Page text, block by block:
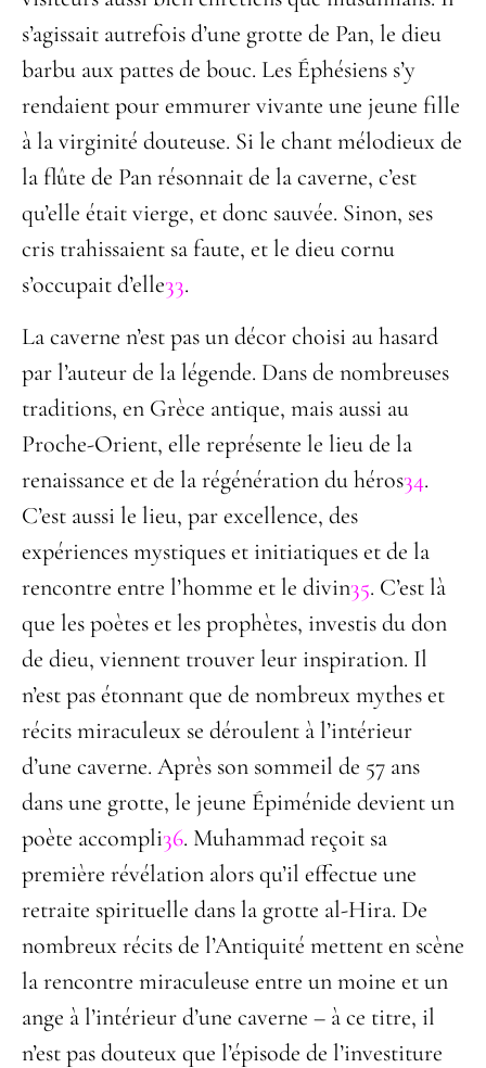
s’agissait autrefois d’une grotte de Pan, le dieu
barbu aux pattes de bouc. Les Éphésiens s’y
rendaient pour emmurer vivante une jeune fille
à la virginité douteuse. Si le chant mélodieux de
la flûte de Pan résonnait de la caverne, c’est
qu’elle était vierge, et donc sauvée. Sinon, ses
cris trahissaient sa faute, et le dieu cornu
s’occupait d’elle33.
La caverne n’est pas un décor choisi au hasard
par l’auteur de la légende. Dans de nombreuses
traditions, en Grèce antique, mais aussi au
Proche-Orient, elle représente le lieu de la
renaissance et de la régénération du héros34.
C’est aussi le lieu, par excellence, des
expériences mystiques et initiatiques et de la
rencontre entre l’homme et le divin35. C’est là
que les poètes et les prophètes, investis du don
de dieu, viennent trouver leur inspiration. Il
n’est pas étonnant que de nombreux mythes et
récits miraculeux se déroulent à l’intérieur
d’une caverne. Après son sommeil de 57 ans
dans une grotte, le jeune Épiménide devient un
poète accompli36. Muhammad reçoit sa
première révélation alors qu’il effectue une
retraite spirituelle dans la grotte al-Hira. De
nombreux récits de l’Antiquité mettent en scène
la rencontre miraculeuse entre un moine et un
ange à l’intérieur d’une caverne – à ce titre, il
n’est pas douteux que l’épisode de l’investiture